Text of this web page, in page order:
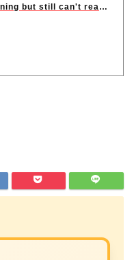
but still can't rea